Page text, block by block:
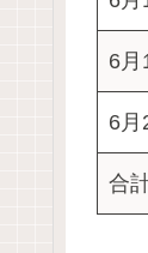
6月
6月
合